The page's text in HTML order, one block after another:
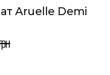
Aruelle Demi